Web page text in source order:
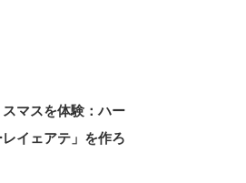
マスを体験：ハー
レイェアテ」を作ろ